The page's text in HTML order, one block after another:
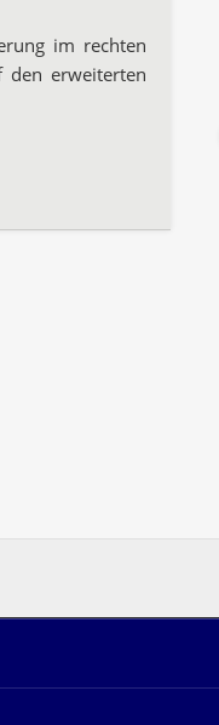
im rechten
den erweiterten